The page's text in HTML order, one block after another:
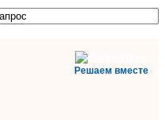
Решаем вместе